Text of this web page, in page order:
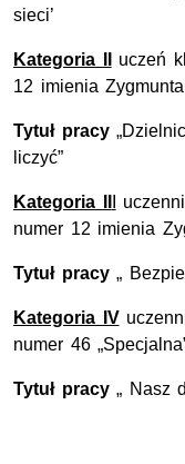
sieci’
Kategoria II
uczeń
12 imienia
Tytuł pracy
liczyć”
Kategoria II
numer 12 imienia
Tytuł pracy„
Kategoria IV
numer 46
Tytuł pracy„ Nasz